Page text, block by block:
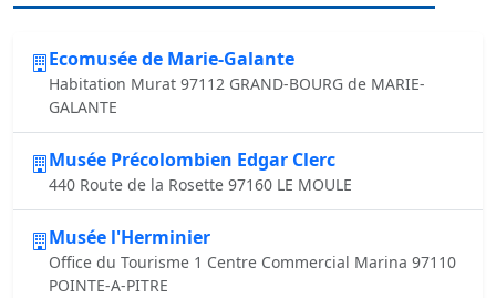
Ecomusée de Marie-Galante
Habitation Murat 97112 GRAND-BOURG de MARIE-
GALANTE
Musée Précolombien Edgar Clerc
440 Route de la Rosette 97160 LE MOULE
Musée l'Herminier
Office du Tourisme 1 Centre Commercial Marina 97110
POINTE-A-PITRE